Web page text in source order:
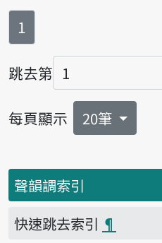
第
1
跳去第
頁碼
每頁顯示 20筆
聲韻調索引
快速跳去索引 ¶